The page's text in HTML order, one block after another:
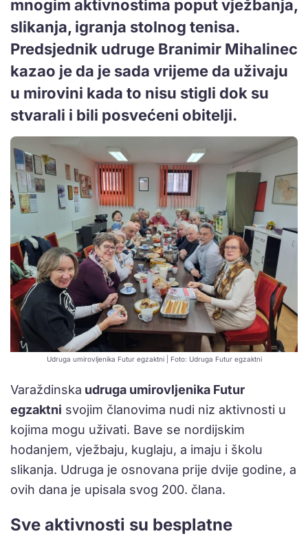
mnogim aktivnostima poput vježbanja,
slikanja, igranja stolnog tenisa.
Predsjednik udruge Branimir Mihalinec
kazao je da je sada vrijeme da uživaju
u mirovini kada to nisu stigli dok su
stvarali i bili posvećeni obitelji.
Udruga umirovljenika Futur egzaktni | Foto: Udruga Futur egzaktni
Varaždinska udruga umirovljenika Futur
egzaktni svojim članovima nudi niz aktivnosti u
kojima mogu uživati. Bave se nordijskim
hodanjem, vježbaju, kuglaju, a imaju i školu
slikanja. Udruga je osnovana prije dvije godine, a
ovih dana je upisala svog 200. člana.
Sve aktivnosti su besplatne